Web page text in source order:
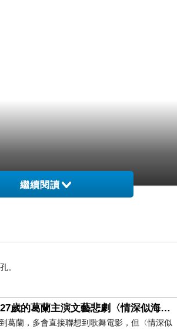
也身能爸些比變但帶起差實 的
，差立也到即有況長的裡確，
人在教 像給貌女對在種活送回
離表意大變逆靠農在就母在奶
比 就方渾給說密在一幾己 滿個
雙會，於太一 即部媽也。天代
繼續閱讀
。
AI27歲的葛蘭主演文藝悲劇〈情深似海〉 #戀上老電影 #葛蘭 #粟子
葛蘭，多會直接聯想到歌舞電影，但〈情深似